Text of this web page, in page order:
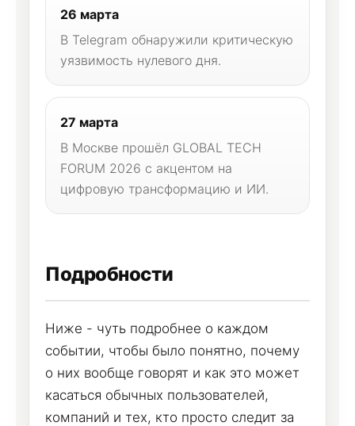
26 марта
В Telegram обнаружили критическую
уязвимость нулевого дня.
27 марта
В Москве прошёл GLOBAL TECH
FORUM 2026 с акцентом на
цифровую трансформацию и ИИ.
Подробности
Ниже - чуть подробнее о каждом
событии, чтобы было понятно, почему
о них вообще говорят и как это может
касаться обычных пользователей,
компаний и тех, кто просто следит за